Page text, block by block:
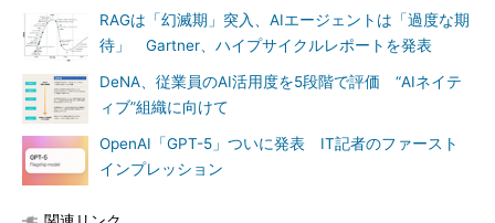
RAGは「幻滅期」突入、AIエージェントは「過度な期
待」 Gartner、ハイプサイクルレポートを発表
DeNA、従業員のAI活用度を5段階で評価 “AIネイテ
ィブ”組織に向けて
OpenAI「GPT-5」ついに発表 IT記者のファースト
インプレッション